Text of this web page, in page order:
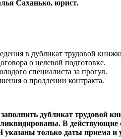
Саханько, юрист.
в дубликат трудовой
о целевой подготовке.
специалиста за прогул.
о продлении контракта.
дубликат трудовой
В
только даты приема и